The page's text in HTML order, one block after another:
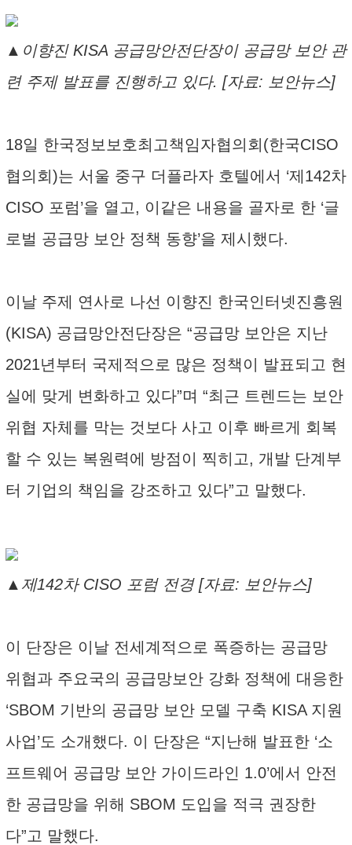
▲이향진 KISA 공급망안전단장이 공급망 보안 관
련 주제 발표를 진행하고 있다. [자료: 보안뉴스]
18일 한국정보보호최고책임자협의회(한국CISO
협의회)는 서울 중구 더플라자 호텔에서 ‘제142차
CISO 포럼’을 열고, 이같은 내용을 골자로 한 ‘글
로벌 공급망 보안 정책 동향’을 제시했다.
이날 주제 연사로 나선 이향진 한국인터넷진흥원
(KISA) 공급망안전단장은 “공급망 보안은 지난
2021년부터 국제적으로 많은 정책이 발표되고 현
실에 맞게 변화하고 있다”며 “최근 트렌드는 보안
위협 자체를 막는 것보다 사고 이후 빠르게 회복
할 수 있는 복원력에 방점이 찍히고, 개발 단계부
터 기업의 책임을 강조하고 있다”고 말했다.
▲제142차 CISO 포럼 전경 [자료: 보안뉴스]
이 단장은 이날 전세계적으로 폭증하는 공급망
위협과 주요국의 공급망보안 강화 정책에 대응한
‘SBOM 기반의 공급망 보안 모델 구축 KISA 지원
사업’도 소개했다. 이 단장은 “지난해 발표한 ‘소
프트웨어 공급망 보안 가이드라인 1.0’에서 안전
한 공급망을 위해 SBOM 도입을 적극 권장한
다”고 말했다.